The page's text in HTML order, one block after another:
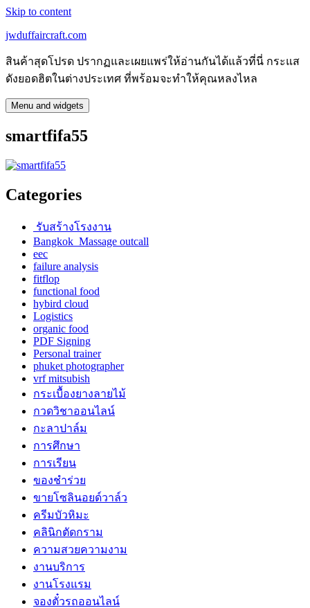
Skip to content
jwduffaircraft.com
สินค้าสุดโปรด ปรากฏและเผยแพร่ให้อ่านกันได้แล้วที่นี่ กระแส
ดังยอดฮิตในต่างประเทศ ที่พร้อมจะทำให้คุณหลงไหล
Menu and widgets
smartfifa55
Categories
รับสร้างโรงงาน
Bangkok Massage outcall
eec
failure analysis
fitflop
functional food
hybird cloud
Logistics
organic food
PDF Signing
Personal trainer
phuket photographer
vrf mitsubish
กระเบื้องยางลายไม้
กวดวิชาออนไลน์
กะลาปาล์ม
การศึกษา
การเรียน
ของชำร่วย
ขายโซลินอยด์วาล์ว
ครีมบัวหิมะ
คลินิกตัดกราม
ความสวยความงาม
งานบริการ
งานโรงแรม
จองตั๋วรถออนไลน์